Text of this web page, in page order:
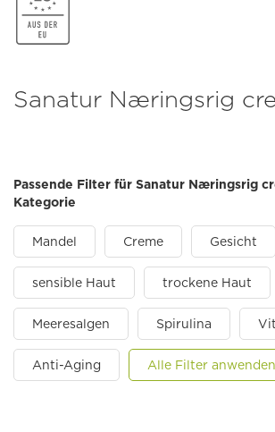
Sanatur Næringsrig
Passende Filter für Sanatur Næringsrig
Kategorie
Mandel Creme Gesicht
sensible Haut trockene Haut
Meeresalgen Spirulina
Anti-Aging Alle Filter anwenden